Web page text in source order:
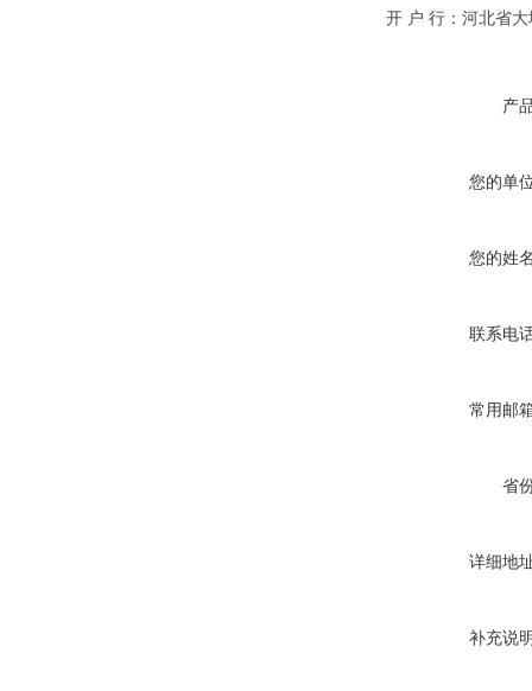
开 户 行：河北省
产
您的单
您的姓
联系电
常用邮
省
详细地
补充说